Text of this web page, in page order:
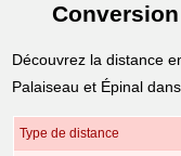
Découvrez la distance
Palaiseau et Épinal
Type de distance